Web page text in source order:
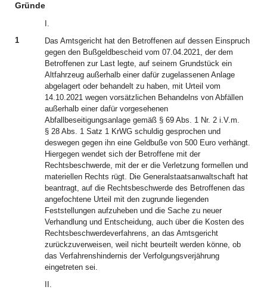
Gründe
I.
1
Das Amtsgericht hat den Betroffenen auf dessen Einspruch
gegen den Bußgeldbescheid vom 07.04.2021, der dem
Betroffenen zur Last legte, auf seinem Grundstück ein
Altfahrzeug außerhalb einer dafür zugelassenen Anlage
abgelagert oder behandelt zu haben, mit Urteil vom
14.10.2021 wegen vorsätzlichen Behandelns von Abfällen
außerhalb einer dafür vorgesehenen
Abfallbeseitigungsanlage gemäß § 69 Abs. 1 Nr. 2 i.V.m.
§ 28 Abs. 1 Satz 1 KrWG schuldig gesprochen und
deswegen gegen ihn eine Geldbuße von 500 Euro verhängt.
Hiergegen wendet sich der Betroffene mit der
Rechtsbeschwerde, mit der er die Verletzung formellen und
materiellen Rechts rügt. Die Generalstaatsanwaltschaft hat
beantragt, auf die Rechtsbeschwerde des Betroffenen das
angefochtene Urteil mit den zugrunde liegenden
Feststellungen aufzuheben und die Sache zu neuer
Verhandlung und Entscheidung, auch über die Kosten des
Rechtsbeschwerdeverfahrens, an das Amtsgericht
zurückzuverweisen, weil nicht beurteilt werden könne, ob
das Verfahrenshindernis der Verfolgungsverjährung
eingetreten sei.
II.